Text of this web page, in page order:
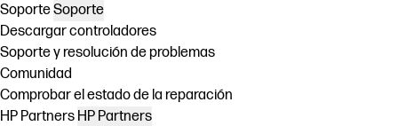
SoporteSoporte
Descargar controladores
Soporte y resolución de problemas
Comunidad
Comprobar el estado de la reparación
HP Partners HP Partners